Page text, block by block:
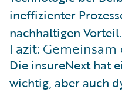
ineffizienter
nachhaltigen Vorteil.
Fazit:
Die insureNext hat
wichtig, aber auch